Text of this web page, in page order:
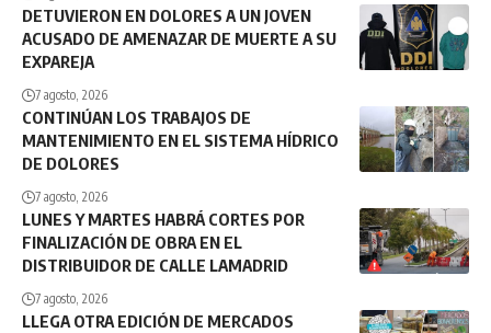
DETUVIERON EN DOLORES A UN JOVEN
ACUSADO DE AMENAZAR DE MUERTE A SU
EXPAREJA
7 agosto, 2026
CONTINÚAN LOS TRABAJOS DE
MANTENIMIENTO EN EL SISTEMA HÍDRICO
DE DOLORES
7 agosto, 2026
LUNES Y MARTES HABRÁ CORTES POR
FINALIZACIÓN DE OBRA EN EL
DISTRIBUIDOR DE CALLE LAMADRID
7 agosto, 2026
LLEGA OTRA EDICIÓN DE MERCADOS